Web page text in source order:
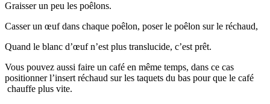
Graisser un peu les poêlons.
Casser un œuf dans chaque poêlon, poser le poêlon sur le réchaud,
Quand le blanc d’œuf n’est plus translucide, c’est prêt.
Vous pouvez aussi faire un café en même temps, dans ce cas
positionner l’insert réchaud sur les taquets du bas pour que le café
chauffe plus vite.